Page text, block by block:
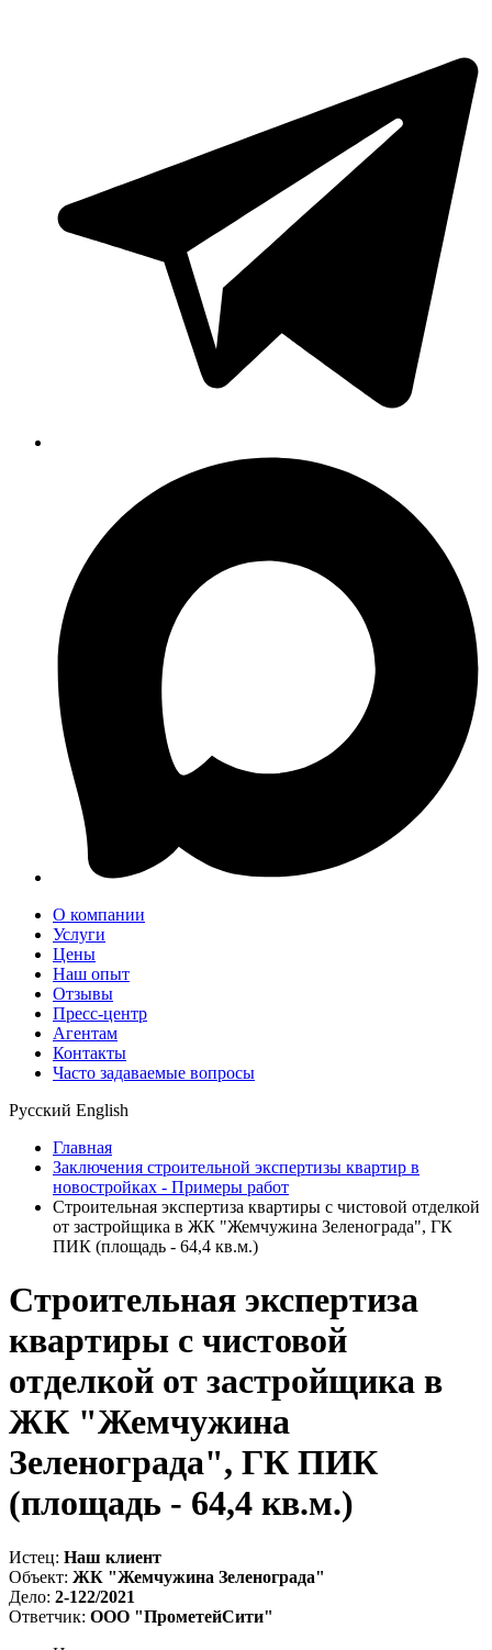
О компании
Услуги
Цены
Наш опыт
Отзывы
Пресс-центр
Агентам
Контакты
Часто задаваемые вопросы
Русский English
Главная
Заключения строительной экспертизы квартир в
новостройках - Примеры работ
Строительная экспертиза квартиры с чистовой отделкой
от застройщика в ЖК "Жемчужина Зеленограда", ГК
ПИК (площадь - 64,4 кв.м.)
Строительная экспертиза
квартиры с чистовой
отделкой от застройщика в
ЖК "Жемчужина
Зеленограда", ГК ПИК
(площадь - 64,4 кв.м.)
Истец: Наш клиент
Объект: ЖК "Жемчужина Зеленограда"
Дело: 2-122/2021
Ответчик: ООО "ПрометейСити"